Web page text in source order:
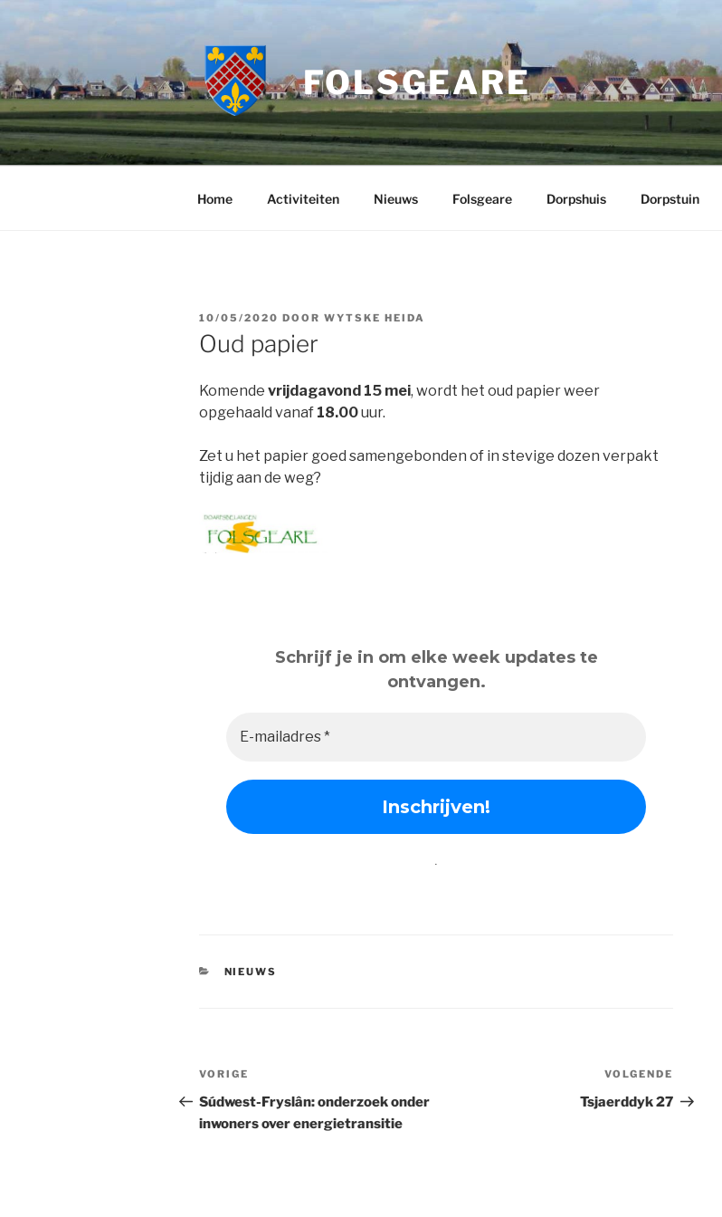
inhoud
FOLSGEARE
Home Activiteiten Nieuws Folsgeare Dorpshuis Dorpstuin
GEPLAATST
OP
10/05/2020 DOOR WYTSKE HEIDA
Oud papier
Komende vrijdagavond 15 mei, wordt het oud papier weer
opgehaald vanaf 18.00uur.
Zet u het papier goed samengebonden of in stevige dozen verpakt
tijdig aan de weg?
Schrijf je in om elke week updates te
ontvangen.
CATEGORIEËN
NIEUWS
Bericht
navigatie
Vorig
bericht
VORIGE
Súdwest-Fryslân: onderzoek onder
inwoners over energietransitie
bericht
VOLGENDE
Tsjaerddyk 27